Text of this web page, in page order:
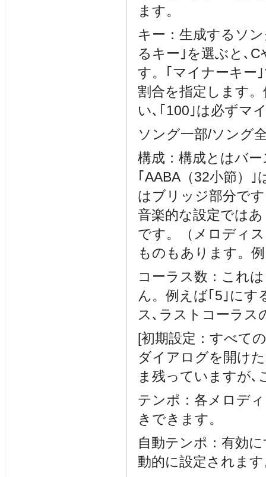
ます。
キー：生成するソ
るキー｣を選ぶと､
す。｢マイナーキー
割合を指定します
い､｢100｣は必ずマ
ソング一部/ソング
構成：構成とはバ
｢AABA（32小節）
はブリッジ部分で
音楽的な設定では
です。（メロディ
ものもあります。
コーラス数：これ
ん。例えば｢5｣に
ス､ラストコーラス
[初期設定：すべて
ダイアログを開け
ま残っていますが､
テンポ：各メロデ
きできます。
自動テンポ：有効
動的に設定されま